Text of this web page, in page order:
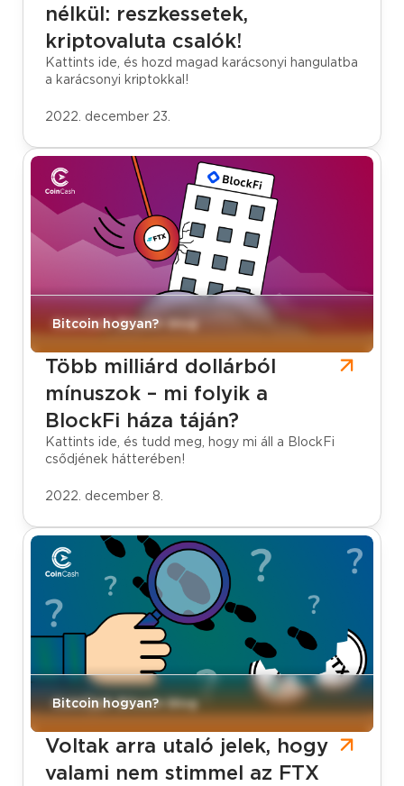
nélkül: reszkessetek,
kriptovaluta csalók!
Kattints ide, és hozd magad karácsonyi hangulatba
a karácsonyi kriptokkal!
2022. december 23.
CoinCash Bitcoin blog
Bitcoin hogyan?
Több milliárd dollárból
mínuszok – mi folyik a
BlockFi háza táján?
Kattints ide, és tudd meg, hogy mi áll a BlockFi
csődjének hátterében!
2022. december 8.
CoinCash Bitcoin blog
Bitcoin hogyan?
Voltak arra utaló jelek, hogy
valami nem stimmel az FTX